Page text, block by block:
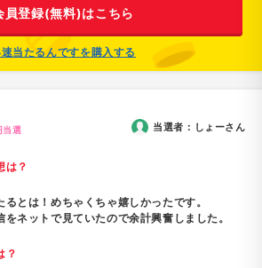
員登録(無料)はこちら
当たるんですを購入する
当選 当選者： しょーさん
は？
るとは！めちゃくちゃ嬉しかったです。
をネットで見ていたので余計興奮しました。
？